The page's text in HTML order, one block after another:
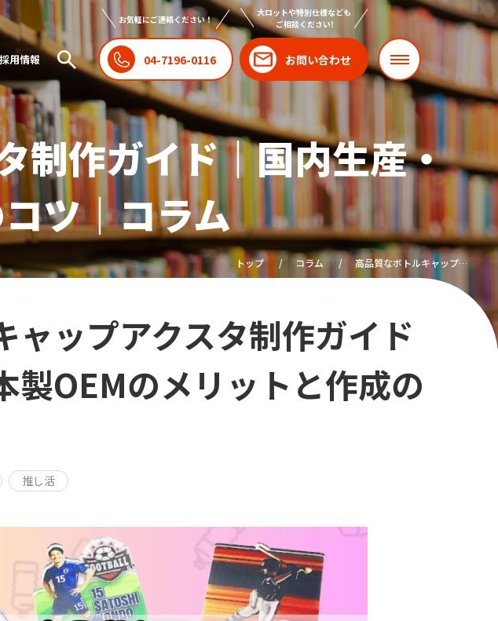
採用情報
お気軽にご連絡ください！
04-7196-0116
大ロットや特別仕様なども
ご相談ください!
お問い合わせ
制作ガイド｜国内生産・
ツ｜コラム
トップ コラム
高品質なボトルキャップア
クスタ制作ガイド｜国内生
産・日本製OEMのメリット
ャップアクスタ制作ガイド
製OEMのメリットと作成の
推し活